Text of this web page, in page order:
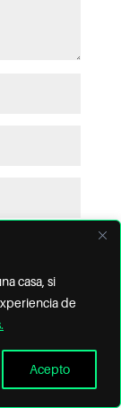
casa, si
de
Acepto